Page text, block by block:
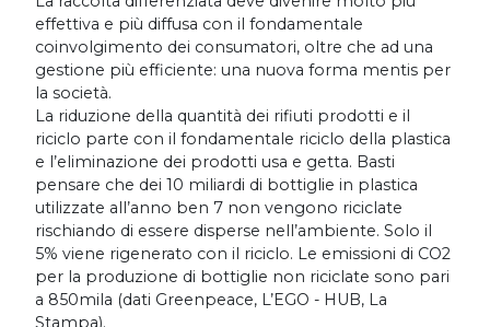
effettiva e più diffusa con il fondamentale
coinvolgimento dei consumatori, oltre che ad una
gestione più efficiente: una nuova forma mentis per
la società.
La riduzione della quantità dei rifiuti prodotti e il
riciclo parte con il fondamentale riciclo della plastica
e l’eliminazione dei prodotti usa e getta. Basti
pensare che dei 10 miliardi di bottiglie in plastica
utilizzate all’anno ben 7 non vengono riciclate
rischiando di essere disperse nell’ambiente. Solo il
5% viene rigenerato con il riciclo. Le emissioni di CO2
per la produzione di bottiglie non riciclate sono pari
a 850mila (dati Greenpeace, L’EGO - HUB, La
Stampa).